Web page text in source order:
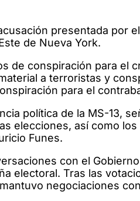
presentada por
de Nueva York.
de conspiración para el
a terroristas y
para el
política de la MS-13,
elecciones, así como
Funes.
con el
electoral. Tras las
negociaciones